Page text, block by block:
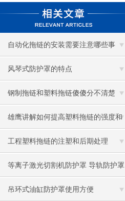
自动化拖链的安装需要注意哪些事
项？
风琴式防护罩的特点
钢制拖链和塑料拖链傻傻分不清楚
雄鹰讲解如何提高塑料拖链的强度和
耐磨程度
工程塑料拖链的注塑和后期处理
等离子激光切割机防护罩 导轨防护罩
滑道风琴保护罩
吊环式油缸防护罩使用方便